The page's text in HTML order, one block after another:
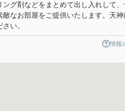
グ剤などをまとめて出し入れして、
なお部屋をご提供いたします。天神
い。
情報